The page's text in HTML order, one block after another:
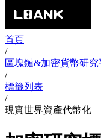
首頁
/
區塊鏈&加密貨幣研究
/
標籤列表
/
現實世界資產代幣化